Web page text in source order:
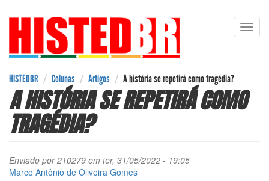
Pular
conteúdo
HISTEDBR Colunas Artigos A história se repetirá como tragédia?
A HISTÓRIA SE REPETIRÁ COMO
TRAGÉDIA?
Enviado por210279 em ter, 31/05/2022 - 19:05
Marco Antônio de Oliveira Gomes